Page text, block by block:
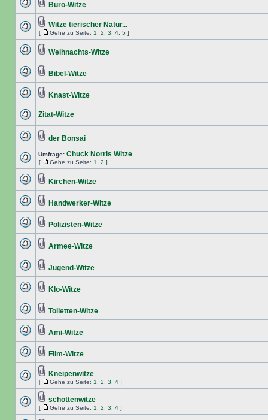
Büro-Witze
Witze tierischer Natur...
[ Gehe zu Seite: 1 2 3 4 5 ]
Weihnachts-Witze
Bibel-Witze
Knast-Witze
Zitat-Witze
der Bonsai
Umfrage: Chuck Norris Witze
[ Gehe zu Seite: 1 2 ]
Kirchen-Witze
Handwerker-Witze
Polizisten-Witze
Armee-Witze
Jugend-Witze
Klo-Witze
Toiletten-Witze
Ami-Witze
Film-Witze
Kneipenwitze
[ Gehe zu Seite: 1 2 3 4 ]
schottenwitze
[ Gehe zu Seite: 1 2 3 4 ]